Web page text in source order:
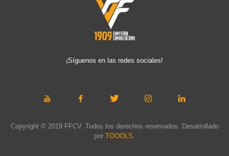
¡Síguenos en las redes sociales!
Copyright © 2019 FFCV. Todos los derechos reservados. Desarrollado
por TOOOLS.